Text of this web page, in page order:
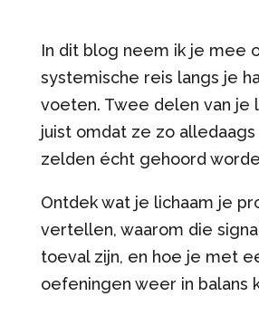
In dit blog neem ik je mee
systemische reis langs je
voeten. Twee delen van je
juist omdat ze zo alledaags
zelden écht gehoord
Ontdek wat je lichaam je
vertellen, waarom die
toeval zijn, en hoe je met
oefeningen weer in balans